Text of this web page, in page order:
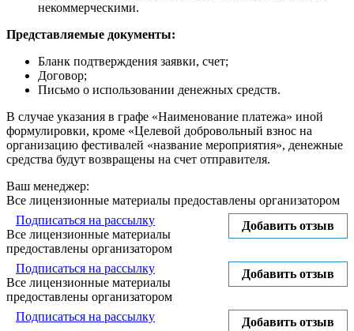
некоммерческими.
Представляемые документы:
Бланк подтверждения заявки, счет;
Договор;
Письмо о использовании денежных средств.
В случае указания в графе «Наименование платежа» иной
формулировки, кроме «Целевой добровольный взнос на
организацию фестивалей «название мероприятия», денежные
средства будут возвращены на счет отправителя.
Ваш менеджер:
Все лицензионные материалы предоставлены организатором
Добавить отзыв
Подписаться на рассылку
Все лицензионные материалы
предоставлены организатором
Добавить отзыв
Подписаться на рассылку
Все лицензионные материалы
предоставлены организатором
Добавить отзыв
Подписаться на рассылку